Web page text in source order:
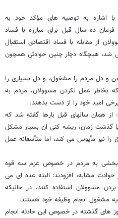
اشاره به توصیه های مؤکد خود به
ده سال قبل برای مبارزه با فساد
از مقابله با فساد اقتصادی استقبال
شد، هیچگاه دچار چنین حوادثی همچون
و دل مردم را مشغول، و دل بسیاری را
بخاطر عمل نکردن مسوولان، مردم به
امید خود را از دست بدهند.
از همان سالهای قبل بارها گفته شد که
با گذشت زمان، ریشه کنی ان بسیار مشکل
نیز مأیوس می کند، اما متأسفانه عمل
بخشی به مردم در خصوص عزم سه قوه
حوادث مشابه، افزودند: البته عده ای می
مسوولان استفاده کنند، در حالیکه
مشغول انجام وظیفه خود هستند.
های گذشته در خصوص این حادثه انجام